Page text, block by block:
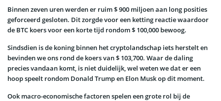
Binnen zeven uren werden er ruim $ 900 miljoen aan long posities
geforceerd gesloten. Dit zorgde voor een ketting reactie waardoor
de BTC koers voor een korte tijd rondom $ 100,000 bewoog.
Sindsdien is de koning binnen het cryptolandschap iets herstelt en
bevinden we ons rond de koers van $ 103,700. Waar de daling
precies vandaan komt, is niet duidelijk, wel weten we dat er een
hoop speelt rondom Donald Trump en Elon Musk op dit moment.
Ook macro-economische factoren spelen een grote rol bij de